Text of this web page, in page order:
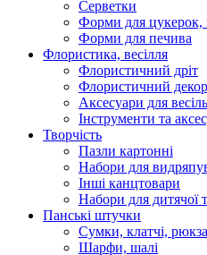
Серветки
Форми для цукерок,
Форми для печива
Флористика, весілля
Флористичний дріт
Флористичний декор
Аксесуари для
Інструменти та
Творчість
Пазли картонні
Набори для
Інші канцтовари
Набори для дитячої
Панські штучки
Сумки, клатчі,
Шарфи, шалі